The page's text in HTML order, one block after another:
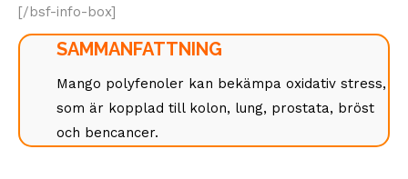
[/bsf-info-box]
SAMMANFATTNING
Mango polyfenoler kan bekämpa oxidativ stress,
som är kopplad till kolon, lung, prostata, bröst
och bencancer.